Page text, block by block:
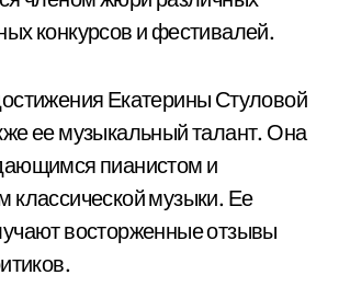
конкурсов и фестивалей.
Екатерины Стуловой
ее музыкальный талант. Она
пианистом и
классической музыки. Ее
восторженные отзывы